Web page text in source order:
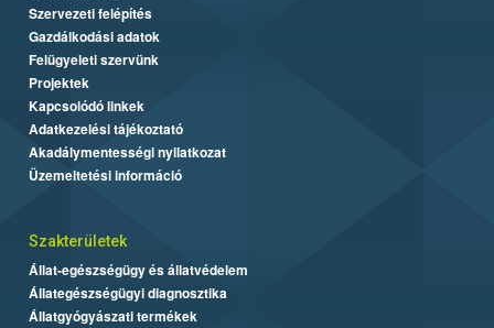
Szervezeti felépítés
Gazdálkodási adatok
Felügyeleti szervünk
Projektek
Kapcsolódó linkek
Adatkezelési tájékoztató
Akadálymentességi nyilatkozat
Üzemeltetési információ
Szakterületek
Állat-egészségügy és állatvédelem
Állategészségügyi diagnosztika
Állatgyógyászati termékek